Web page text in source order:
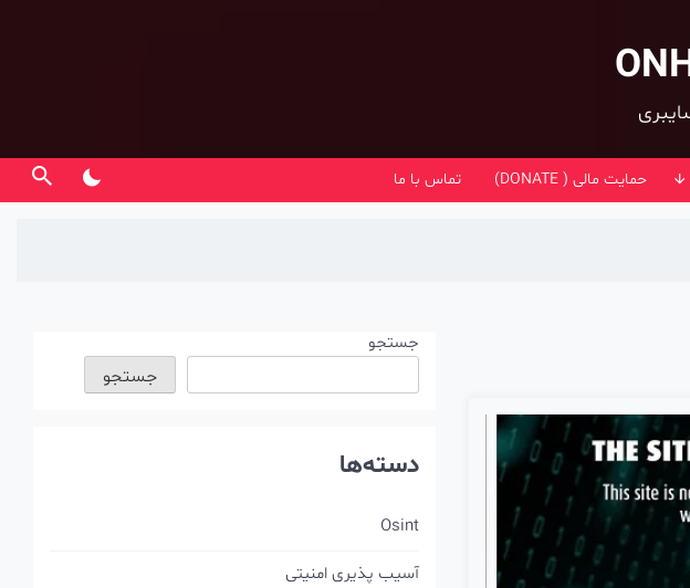
حمایت مالی ( DONATE) تماس با ما
جستجو
جستجو
دسته‌ها
Osint
آسیب پذیری امنیتی